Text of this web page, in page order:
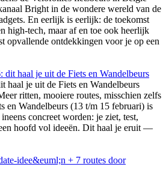
Bright in de wondere wereld van de
En eerlijk is eerlijk: de toekomst
high-tech, maar af en toe ook heerlijk
opvallende ontdekkingen voor je op een
haal je uit de Fiets en Wandelbeurs
ritten, mooiere routes, misschien zelfs
en Wandelbeurs (13 t/m 15 februari) is
concreet worden: je ziet, test,
hoofd vol ideeën. Dit haal je eruit —